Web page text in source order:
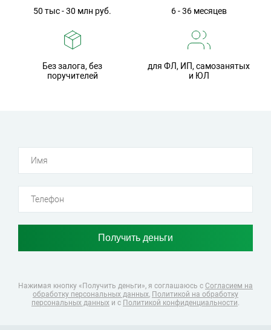
50 тыс - 30 млн руб. 6 - 36 месяцев
Без залога, без
поручителей
для ФЛ, ИП, самозанятых
и ЮЛ
Нажимая кнопку «Получить деньги», я соглашаюсь с Согласием на
обработку персональных данных, Политикой на обработку
персональных данных и с Политикой конфиденциальности.